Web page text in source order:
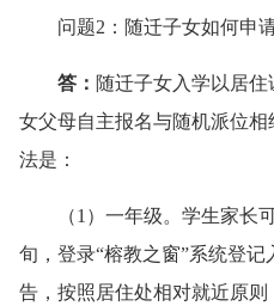
问题2 ：随迁子女如何申
答： 随迁子女入学以居
女父母自主报名与随机派位
法是：
（1）一年级。学生家长
旬，登录“榕教之窗”系统登
告，按照居住处相对就近原则